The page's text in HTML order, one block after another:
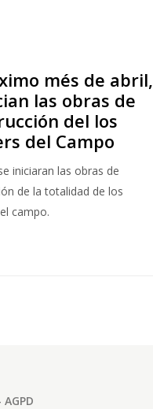
més de abril,
las obras de
del los
del Campo
iniciaran las obras de
de la totalidad de los
campo.
AGPD